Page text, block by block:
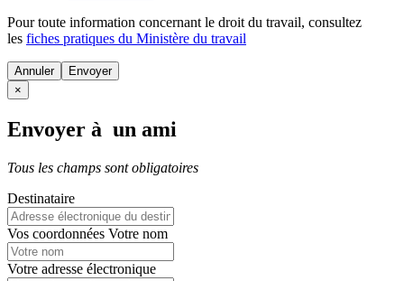
Pour toute information concernant le droit du travail, consultez
les fiches pratiques du Ministère du travail
Annuler
×
Envoyer à un ami
Tous les champs sont obligatoires
Destinataire
Vos coordonnées Votre nom
Votre adresse électronique